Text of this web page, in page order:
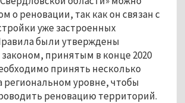
о реновации, так как он связан с
уже застроенных
были утверждены
принятым в конце 2020
принять несколько
региональном уровне, чтобы
реновацию территорий.